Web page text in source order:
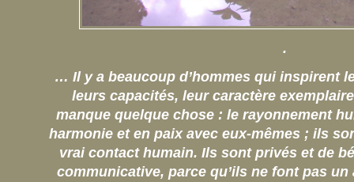
.
… Il y a beaucoup d’hommes qui inspirent
leurs capacités, leur caractère
manque quelque chose : le rayonnement
harmonie et en paix avec eux-mêmes ; ils
vrai contact humain. Ils sont privés et de
communicative, parce qu’ils ne font pas un